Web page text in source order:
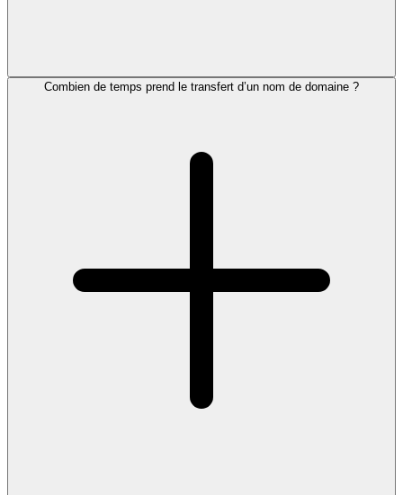
Combien de temps prend le transfert d’un nom de domaine ?